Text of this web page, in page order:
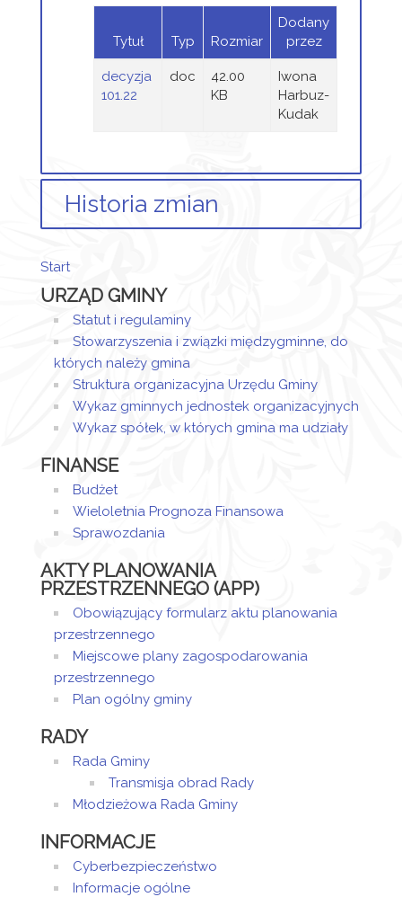
Tytuł Typ Rozmiar
Dodany
przez
decyzja
101.22
doc
42.00
KB
Iwona
Harbuz-
Kudak
Historia zmian
został
utworzony.
Dodane
załączniki
decyzja
101.22
19
styczeń
Start
URZĄD GMINY
Statut i regulaminy
Stowarzyszenia i związki międzygminne, do
których należy gmina
Struktura organizacyjna Urzędu Gminy
Wykaz gminnych jednostek organizacyjnych
Wykaz spółek, w których gmina ma udziały
FINANSE
Budżet
Wieloletnia Prognoza Finansowa
Sprawozdania
AKTY PLANOWANIA
PRZESTRZENNEGO (APP)
Obowiązujący formularz aktu planowania
przestrzennego
Miejscowe plany zagospodarowania
przestrzennego
Plan ogólny gminy
RADY
Rada Gminy
Transmisja obrad Rady
Młodzieżowa Rada Gminy
INFORMACJE
Cyberbezpieczeństwo
Informacje ogólne